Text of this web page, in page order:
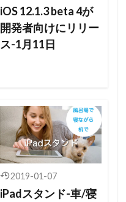
iOS 12.1.3 beta 4が
開発者向けにリリー
ス-1月11日
2019-01-07
iPadスタンド-車/寝